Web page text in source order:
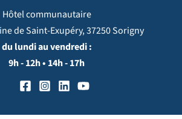
Hôtel communautaire
de Saint-Exupéry, 37250 Sorigny
du lundi au vendredi :
9h - 12h • 14h - 17h